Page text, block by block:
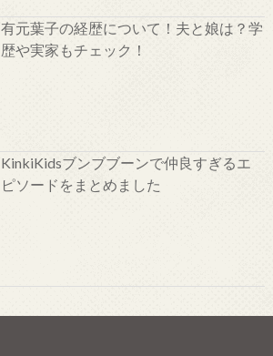
有元葉子の経歴について！夫と娘は？学
歴や実家もチェック！
KinkiKidsブンブブーンで仲良すぎるエ
ピソードをまとめました